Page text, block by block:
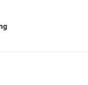
viernes-